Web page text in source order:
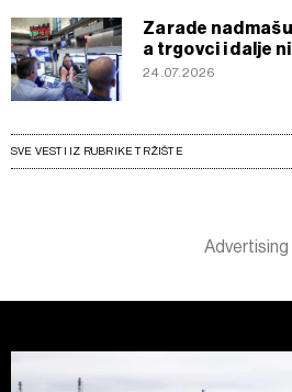
Zarade
a trgovci i dalje
24.07.2026
SVE VESTI IZ RUBRIKE TRŽIŠTE